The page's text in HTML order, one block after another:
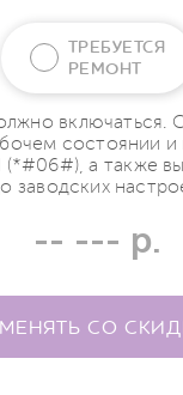
ТРЕБУЕТСЯ
РЕМОНТ
включаться.
состоянии и
(*#06#), а также
заводских
-- --- р.
СО